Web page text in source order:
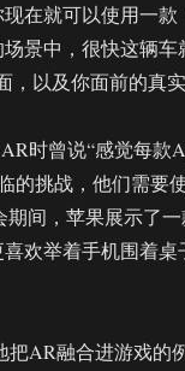
在就可以使用一款
景中，很快这辆
以及你面前的真实
时曾说“感觉每款
的挑战，他们需要
期间，苹果展示了
欢举着手机围着
把AR融合进游戏